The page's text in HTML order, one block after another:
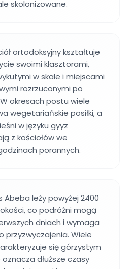
skolonizowane.
ortodoksyjny kształtuje
swoimi klasztorami,
w skale i miejscami
rozrzuconymi po
okresach postu wiele
wegetariańskie posiłki, a
w języku gyyz
z kościołów we
porannych.
Abeba leży powyżej 2400
co podróżni mogą
dniach i wymaga
przyzwyczajenia. Wiele
się górzystym
dłuższe czasy